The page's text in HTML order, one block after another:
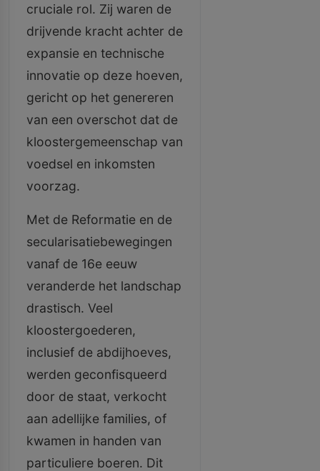
cruciale rol. Zij waren de
drijvende kracht achter de
expansie en technische
innovatie op deze hoeven,
gericht op het genereren
van een overschot dat de
kloostergemeenschap van
voedsel en inkomsten
voorzag.
Met de Reformatie en de
secularisatiebewegingen
vanaf de 16e eeuw
veranderde het landschap
drastisch. Veel
kloostergoederen,
inclusief de abdijhoeves,
werden geconfisqueerd
door de staat, verkocht
aan adellijke families, of
kwamen in handen van
particuliere boeren. Dit